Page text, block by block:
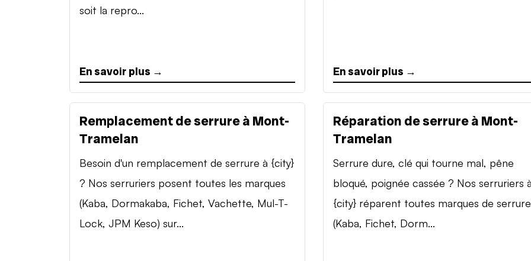
soit la repro...
En savoir plus → En savoir plus →
Remplacement de serrure à Mont-
Tramelan
Besoin d'un remplacement de serrure à {city}
? Nos serruriers posent toutes les marques
(Kaba, Dormakaba, Fichet, Vachette, Mul-T-
Lock, JPM Keso) sur...
Réparation de serrure à Mont-
Tramelan
Serrure dure, clé qui tourne mal, pêne
bloqué, poignée cassée ? Nos serruriers
{city} réparent toutes marques de
(Kaba, Fichet, Dorm...